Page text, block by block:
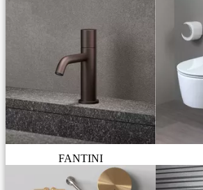
FANTINI